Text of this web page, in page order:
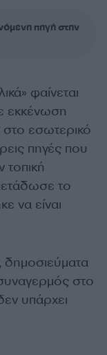
πηγή στην
φαίνεται
εκκένωση
εσωτερικό
πηγές που
το
να είναι
στο
υπάρχει